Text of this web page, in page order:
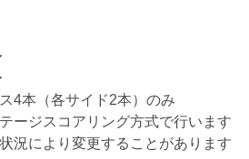
4本（各サイド2本）のみ
ージスコアリング方式で行います
況により変更することがあります